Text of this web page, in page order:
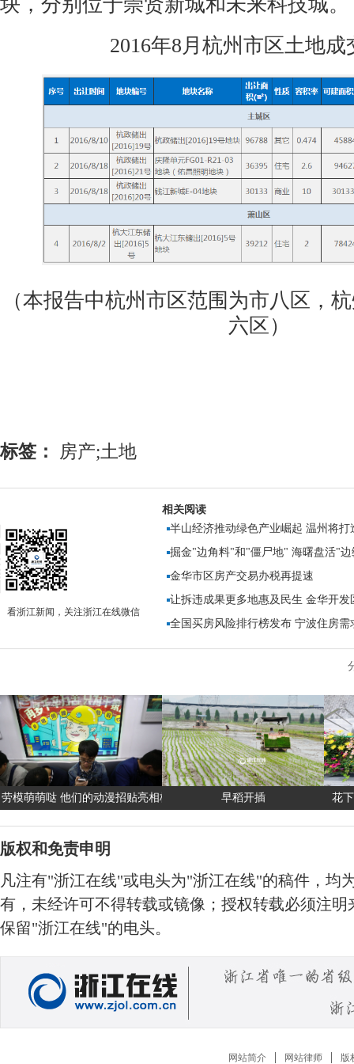
块，分别位于崇贤新城和未来科技城。
2016年8月杭州市区土地成
（本报告中杭州市区范围为市八区，
六区）
标签： 房产;土地
看浙江新闻，关注浙江在线微信
相关阅读
半山经济推动绿色产业崛起 温州将打
掘金"边角料"和"僵尸地" 海曙盘活"
金华市区房产交易办税再提速
让拆违成果更多地惠及民生 金华开
全国买房风险排行榜发布 宁波住房需
劳模萌萌哒 他们的动漫招贴亮相杭州地铁站 早稻开插 花
版权和免责申明
凡注有"浙江在线"或电头为"浙江在线"的稿件，均
有，未经许可不得转载或镜像；授权转载必须注
保留"浙江在线"的电头。
网站简介 网站律师 版